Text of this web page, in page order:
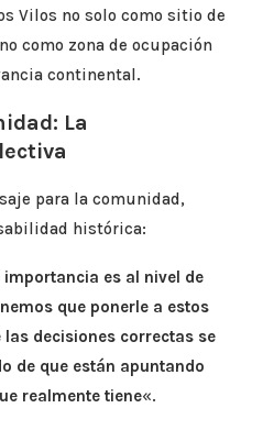
Vilos no solo como sitio de
como zona de ocupación
continental.
La
para la comunidad,
histórica:
es al nivel de
que ponerle a estos
decisiones correctas se
de que están apuntando
realmente tiene«.